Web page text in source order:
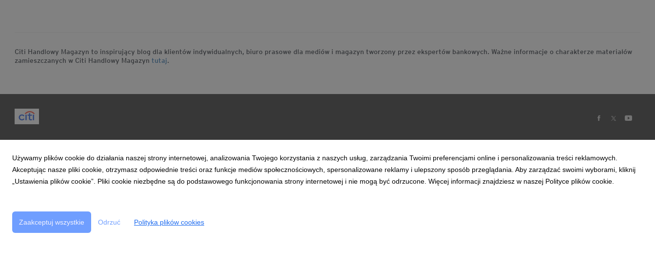
Citi Handlowy Magazyn to inspirujący blog dla klientów indywidualnych, biuro prasowe dla mediów i magazyn tworzony przez ekspertów bankowych. Ważne informacje o charakterze materiałów
zamieszczanych w Citi Handlowy Magazyn tutaj.
Magazyn Mój Blog Ludzie & Wydarzenia Trendy & Raporty Aktualności
Copyright © 2017 Bank Handlowy w Warszawie S.A.
Używamy plików cookie do działania naszej strony internetowej, analizowania Twojego korzystania z naszych usług, zarządzania Twoimi preferencjami online i personalizowania treści reklamowych.
Akceptując nasze pliki cookie, otrzymasz odpowiednie treści oraz funkcje mediów społecznościowych, spersonalizowane reklamy i ulepszony sposób przeglądania. Aby zarządzać swoimi wyborami, kliknij
„Ustawienia plików cookie”. Pliki cookie niezbędne są do podstawowego funkcjonowania strony internetowej i nie mogą być odrzucone. Więcej informacji znajdziesz w naszej Polityce plików cookie.
Zaakceptuj wszystkie Odrzuć Polityka plików cookies